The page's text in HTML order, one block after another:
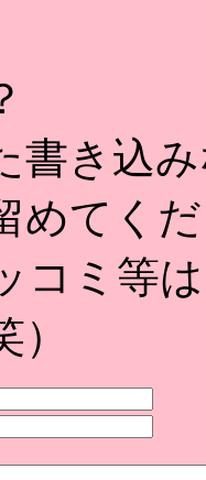
書き込
めてく
コミ等